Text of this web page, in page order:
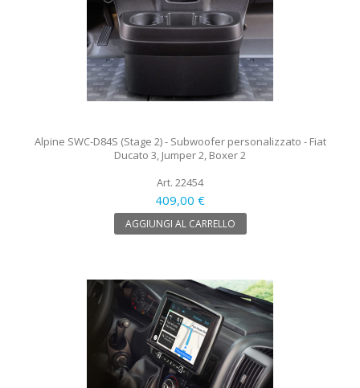
Alpine SWC-D84S (Stage 2) - Subwoofer personalizzato - Fiat
Ducato 3, Jumper 2, Boxer 2
Art. 22454
409,00 €
AGGIUNGI AL CARRELLO